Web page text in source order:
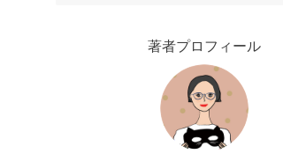
著者プロフィール